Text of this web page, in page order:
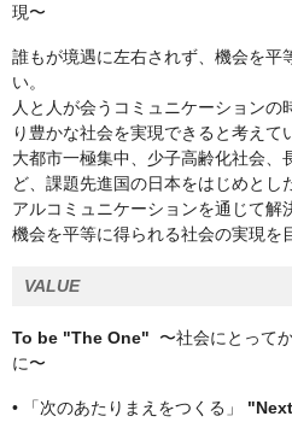
現〜
誰もが境遇に左右されず、機会を平
い。
人と人が会うコミュニケーションの
り豊かな社会を実現できると考えて
大都市一極集中、少子高齢化社会、
ど、課題先進国の日本をはじめとし
アルコミュニケーションを通じて解
機会を平等に得られる社会の実現を
VALUE
To be "The One" 〜社会にとって
に〜
• 「次のあたりまえをつくる」